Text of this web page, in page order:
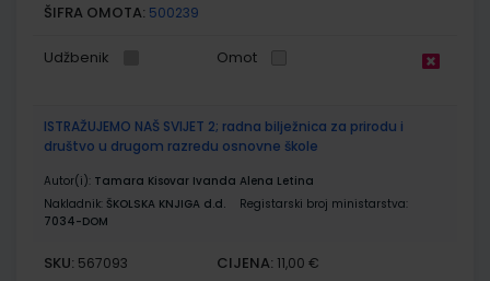
ŠIFRA OMOTA: 500239
Udžbenik Omot
ISTRAŽUJEMO NAŠ SVIJET 2; radna bilježnica za prirodu i
društvo u drugom razredu osnovne škole
Autor(i): Tamara Kisovar Ivanda Alena Letina
Nakladnik: ŠKOLSKA KNJIGA d.d.
Registarski broj ministarstva:
7034-DOM
SKU: 567093 CIJENA: 11,00 €